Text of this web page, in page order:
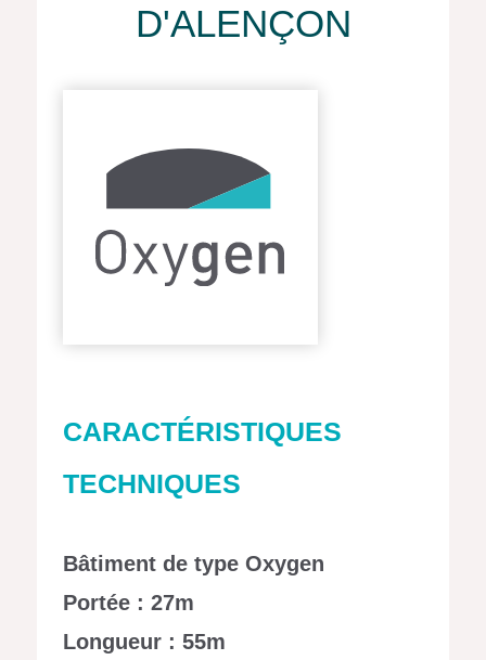
D'ALENÇON
CARACTÉRISTIQUES
TECHNIQUES
Bâtiment de type Oxygen
Portée : 27m
Longueur : 55m